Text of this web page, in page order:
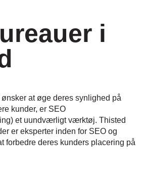
i
at øge deres synlighed på
kunder, er SEO
et uundværligt værktøj. Thisted
er eksperter inden for SEO og
forbedre deres kunders placering på